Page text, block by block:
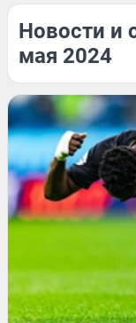
Новости и
мая 2024